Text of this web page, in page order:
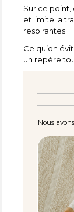
Sur ce point,
et limite la
respirantes.
Ce qu’on
un repère
Nous